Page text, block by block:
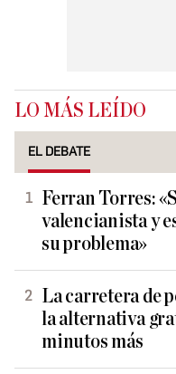
LO MÁS LEÍDO
EL DEBATE
Ferran Torres:
valencianista y
su problema»
La carretera de
la alternativa
minutos más